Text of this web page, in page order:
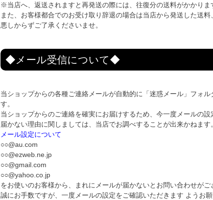
※当店へ、返送されますと再発送の際には、往復分の送料がかかりま
また、お客様都合でのお受け取り辞退の場合は当店から発送した送
悪しからずご了承くださいませ。
◆メール受信について◆
当ショップからの各種ご連絡メールが自動的に「迷惑メール」フォ
す。
当ショップからのご連絡を確実にお届けするため、今一度メールの
届かない理由に関しましては、当店でお調べすることが出来かねます
メール設定について
○○@au.com
○○@ezweb.ne.jp
○○@gmail.com
○○@yahoo.co.jp
をお使いのお客様から、まれにメールが届かないとお問い合わせがご
誠にお手数ですが、一度メールの設定をご確認いただきます ようお願